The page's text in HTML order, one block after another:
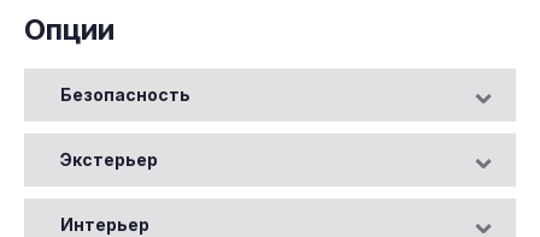
Опции
Безопасность
Экстерьер
Интерьер